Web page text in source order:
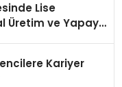
Lise
Üretim ve Yapay
Kariyer